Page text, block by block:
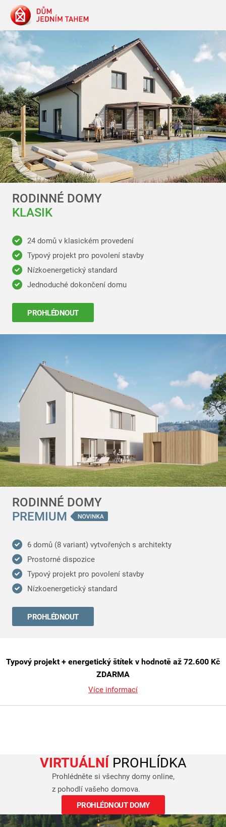
RODINNÉ DOMY
KLASIK
24 domů v klasickém provedení
Typový projekt pro povolení stavby
Nízkoenergetický standard
Jednoduché dokončení domu
PROHLÉDNOUT
RODINNÉ DOMY
PREMIUM
6 domů (8 variant) vytvořených s architekty
Prostorné dispozice
Typový projekt pro povolení stavby
Nízkoenergetický standard
PROHLÉDNOUT
Typový projekt + energetický štítek v hodnotě až 72.600 Kč
ZDARMA
Více informací
VIRTUÁLNÍPROHLÍDKA
Prohlédněte si všechny domy online,
z pohodlí vašeho domova.
PROHLÉDNOUT DOMY